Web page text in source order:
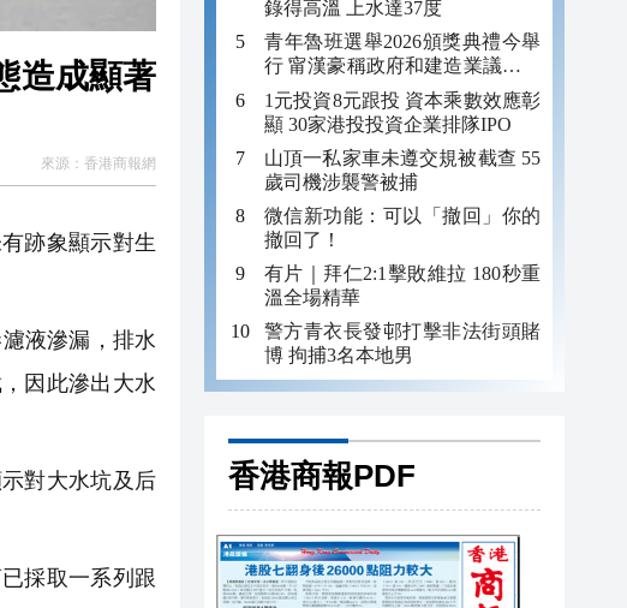
造成顯著
來源： 香港商報網
跡象顯示對生
液滲漏，排水
因此滲出大水
對大水坑及后
採取一系列跟
錄得高溫 上水達37度
青年魯班選舉2026頒獎典禮今舉
行 甯漢豪稱政府和建造業議會做
好培訓工作
1元投資8元跟投 資本乘數效應彰
顯 30家港投投資企業排隊IPO
山頂一私家車未遵交規被截查 55
歲司機涉襲警被捕
微信新功能：可以「撤回」你的
撤回了！
有片｜拜仁2:1擊敗維拉 180秒重
溫全場精華
警方青衣長發邨打擊非法街頭賭
博 拘捕3名本地男
香港商報PDF